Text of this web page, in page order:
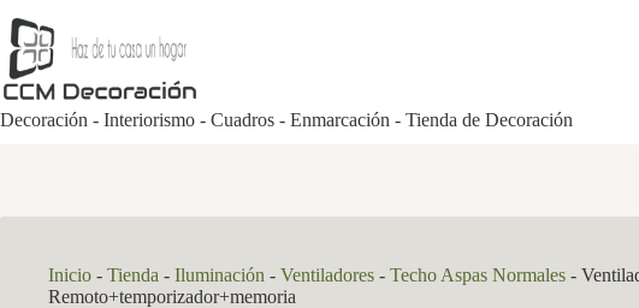
al
contenido
Decoración - Interiorismo - Cuadros - Enmarcación - Tienda de Decoración
Inicio - Tienda - Iluminación - Ventiladores - Techo Aspas Normales -
Remoto+temporizador+memoria